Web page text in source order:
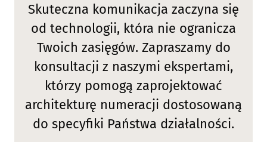
Skuteczna komunikacja zaczyna się
od technologii, która nie ogranicza
Twoich zasięgów. Zapraszamy do
konsultacji z naszymi ekspertami,
którzy pomogą zaprojektować
architekturę numeracji dostosowaną
do specyfiki Państwa działalności.